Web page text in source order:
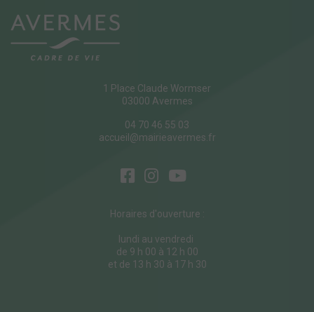
1 Place Claude Wormser
03000 Avermes
04 70 46 55 03
accueil@mairieavermes.fr
Horaires d'ouverture :
lundi au vendredi
de 9 h 00 à 12 h 00
et de 13 h 30 à 17 h 30